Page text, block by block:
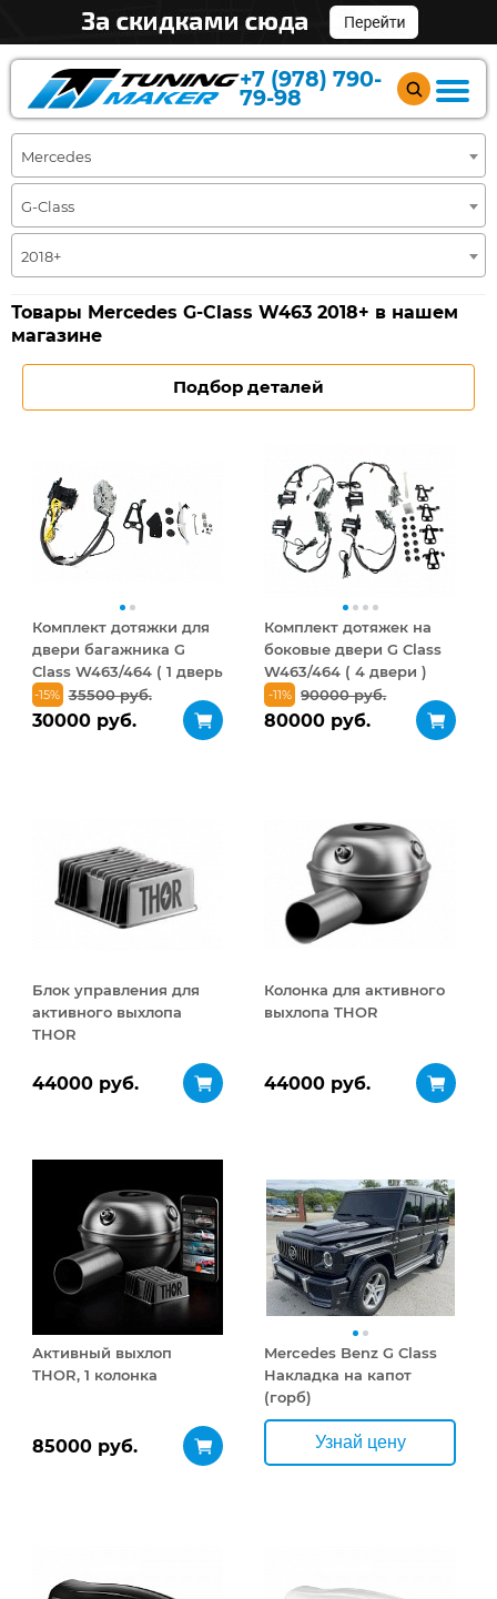
+7 (978) 790-
79-98
Mercedes
G-Class
2018+
Товары Mercedes G-Class W463 2018+ в нашем
магазине
Подбор деталей
Комплект дотяжки для
двери багажника G
Class W463/464 ( 1 дверь
)
35500 руб.
-15%
30000 руб.
Комплект дотяжек на
боковые двери G Class
W463/464 ( 4 двери )
90000 руб.
-11%
80000 руб.
Блок управления для
активного выхлопа
THOR
44000 руб.
Колонка для активного
выхлопа THOR
44000 руб.
Активный выхлоп
THOR, 1 колонка
85000 руб.
Mercedes Benz G Class
Накладка на капот
(горб)
Узнай цену